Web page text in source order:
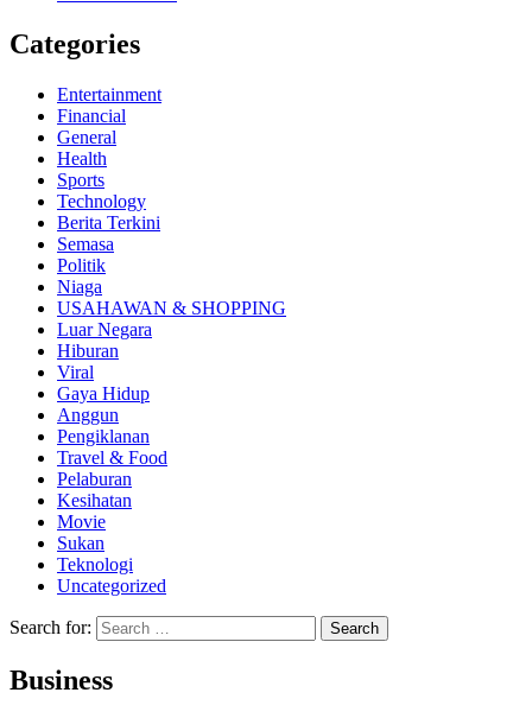
Categories
Entertainment
Financial
General
Health
Sports
Technology
Berita Terkini
Semasa
Politik
Niaga
USAHAWAN & SHOPPING
Luar Negara
Hiburan
Viral
Gaya Hidup
Anggun
Pengiklanan
Travel & Food
Pelaburan
Kesihatan
Movie
Sukan
Teknologi
Uncategorized
Search for:
Business